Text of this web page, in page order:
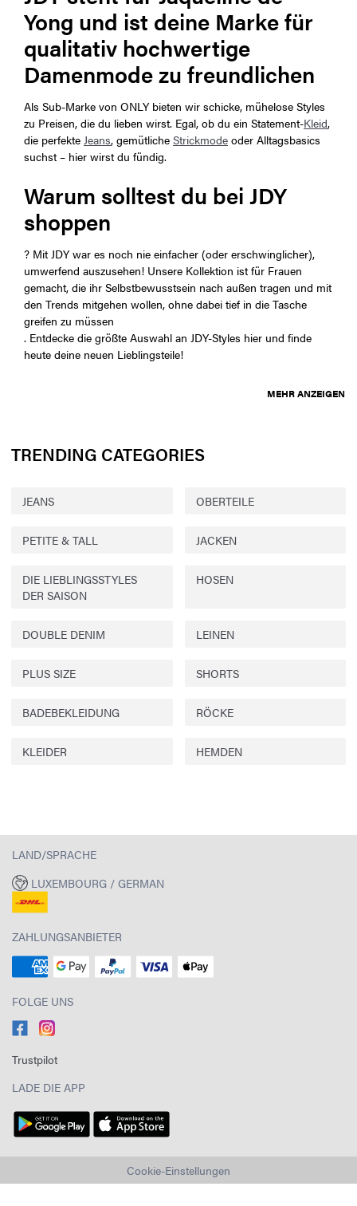
Yong und ist deine Marke für
qualitativ hochwertige
Damenmode zu freundlichen
Als Sub-Marke von ONLY bieten wir schicke, mühelose Styles
zu Preisen, die du lieben wirst. Egal, ob du ein Statement-Kleid,
die perfekte Jeans, gemütliche Strickmode oder Alltagsbasics
suchst – hier wirst du fündig.
Warum solltest du bei JDY
shoppen
? Mit JDY war es noch nie einfacher (oder erschwinglicher),
umwerfend auszusehen! Unsere Kollektion ist für Frauen
gemacht, die ihr Selbstbewusstsein nach außen tragen und mit
den Trends mitgehen wollen, ohne dabei tief in die Tasche
greifen zu müssen
. Entdecke die größte Auswahl an JDY-Styles hier und finde
heute deine neuen Lieblingsteile!
MEHR ANZEIGEN
TRENDING CATEGORIES
JEANS OBERTEILE
PETITE & TALL JACKEN
DIE LIEBLINGSSTYLES
DER SAISON
HOSEN
DOUBLE DENIM LEINEN
PLUS SIZE SHORTS
BADEBEKLEIDUNG RÖCKE
KLEIDER HEMDEN
LAND/SPRACHE
LUXEMBOURG / GERMAN
ZAHLUNGSANBIETER
FOLGE UNS
Trustpilot
LADE DIE APP
Cookie-Einstellungen